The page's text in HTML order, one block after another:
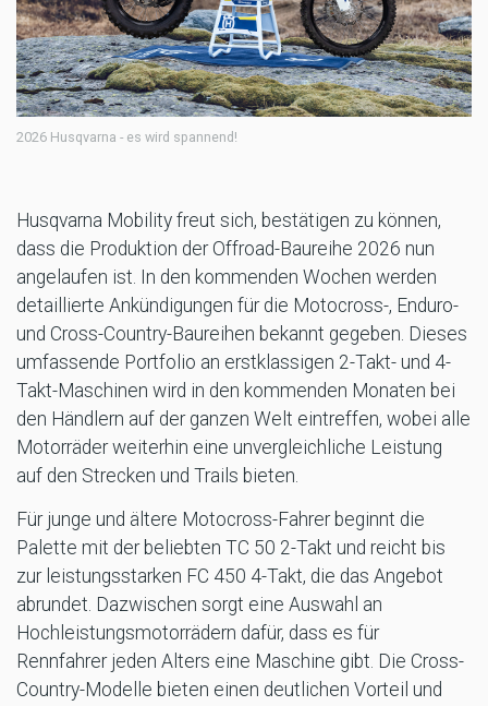
2026 Husqvarna - es wird spannend!
Husqvarna Mobility freut sich, bestätigen zu können,
dass die Produktion der Offroad-Baureihe 2026 nun
angelaufen ist. In den kommenden Wochen werden
detaillierte Ankündigungen für die Motocross-, Enduro-
und Cross-Country-Baureihen bekannt gegeben. Dieses
umfassende Portfolio an erstklassigen 2-Takt- und 4-
Takt-Maschinen wird in den kommenden Monaten bei
den Händlern auf der ganzen Welt eintreffen, wobei alle
Motorräder weiterhin eine unvergleichliche Leistung
auf den Strecken und Trails bieten.
Für junge und ältere Motocross-Fahrer beginnt die
Palette mit der beliebten TC 50 2-Takt und reicht bis
zur leistungsstarken FC 450 4-Takt, die das Angebot
abrundet. Dazwischen sorgt eine Auswahl an
Hochleistungsmotorrädern dafür, dass es für
Rennfahrer jeden Alters eine Maschine gibt. Die Cross-
Country-Modelle bieten einen deutlichen Vorteil und